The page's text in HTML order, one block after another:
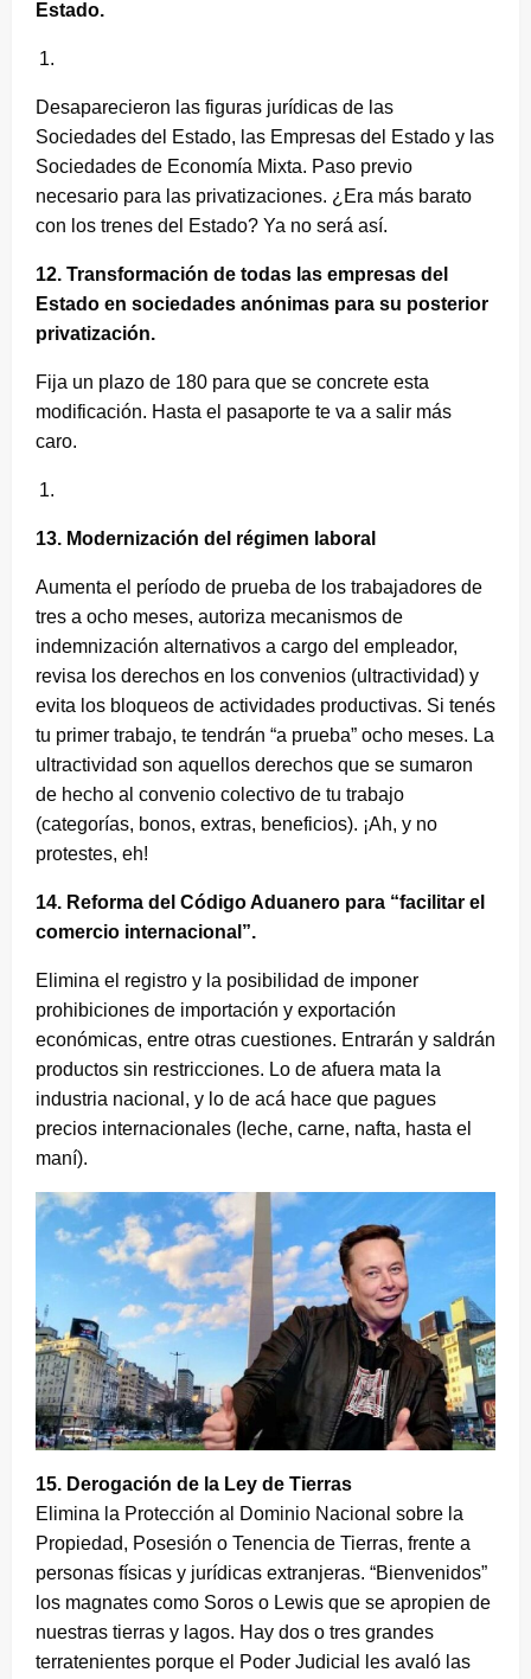
Estado.
Desaparecieron las figuras jurídicas de las
Sociedades del Estado, las Empresas del Estado y las
Sociedades de Economía Mixta. Paso previo
necesario para las privatizaciones. ¿Era más barato
con los trenes del Estado? Ya no será así.
12. Transformación de todas las empresas del
Estado en sociedades anónimas para su posterior
privatización.
Fija un plazo de 180 para que se concrete esta
modificación. Hasta el pasaporte te va a salir más
caro.
13. Modernización del régimen laboral
Aumenta el período de prueba de los trabajadores de
tres a ocho meses, autoriza mecanismos de
indemnización alternativos a cargo del empleador,
revisa los derechos en los convenios (ultractividad) y
evita los bloqueos de actividades productivas. Si tenés
tu primer trabajo, te tendrán “a prueba” ocho meses. La
ultractividad son aquellos derechos que se sumaron
de hecho al convenio colectivo de tu trabajo
(categorías, bonos, extras, beneficios). ¡Ah, y no
protestes, eh!
14. Reforma del Código Aduanero para “facilitar el
comercio internacional”.
Elimina el registro y la posibilidad de imponer
prohibiciones de importación y exportación
económicas, entre otras cuestiones. Entrarán y saldrán
productos sin restricciones. Lo de afuera mata la
industria nacional, y lo de acá hace que pagues
precios internacionales (leche, carne, nafta, hasta el
maní).
15. Derogación de la Ley de Tierras
Elimina la Protección al Dominio Nacional sobre la
Propiedad, Posesión o Tenencia de Tierras, frente a
personas físicas y jurídicas extranjeras. “Bienvenidos”
los magnates como Soros o Lewis que se apropien de
nuestras tierras y lagos. Hay dos o tres grandes
terratenientes porque el Poder Judicial les avaló las